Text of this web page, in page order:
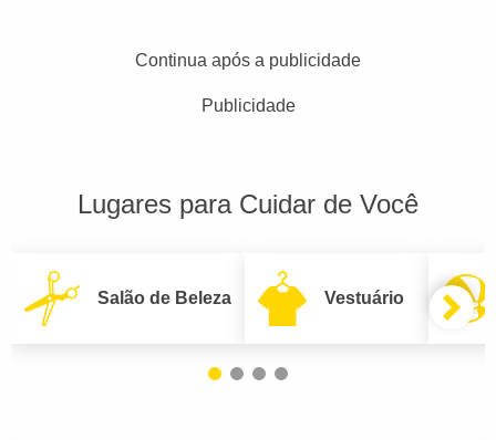
Continua após a publicidade
Publicidade
Lugares para Cuidar de Você
Salão de Beleza Vestuário